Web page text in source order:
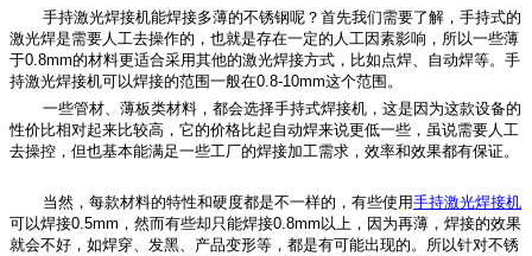
手持激光焊接机能焊接多薄的不锈钢呢？首先我们需要了解，手持式的
激光焊是需要人工去操作的，也就是存在一定的人工因素影响，所以一些薄
于0.8mm的材料更适合采用其他的激光焊接方式，比如点焊、自动焊等。手
持激光焊接机可以焊接的范围一般在0.8-10mm这个范围。
一些管材、薄板类材料，都会选择手持式焊接机，这是因为这款设备的
性价比相对起来比较高，它的价格比起自动焊来说更低一些，虽说需要人工
去操控，但也基本能满足一些工厂的焊接加工需求，效率和效果都有保证。
当然，每款材料的特性和硬度都是不一样的，有些使用手持激光焊接机
可以焊接0.5mm，然而有些却只能焊接0.8mm以上，因为再薄，焊接的效果
就会不好，如焊穿、发黑、产品变形等，都是有可能出现的。所以针对不锈